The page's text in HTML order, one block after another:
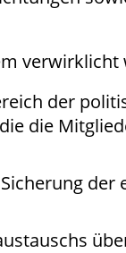
der
die